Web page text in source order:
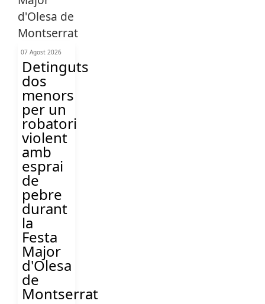
07 Agost 2026
Detinguts
dos
menors
per un
robatori
violent
amb
esprai
de
pebre
durant
la
Festa
Major
d'Olesa
de
Montserrat